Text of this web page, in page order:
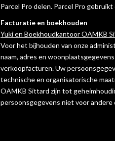
Parcel Pro delen. Parcel Pro
Facturatie en boekhouden
Yuki en Boekhoudkantoor OAMKB
Voor het bijhouden van onze
naam, adres en
verkoopfacturen. Uw
technische en organisatorische
OAMKB Sittard zijn tot
persoonsgegevens niet voor